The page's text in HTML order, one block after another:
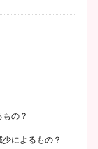
の？
によるもの？